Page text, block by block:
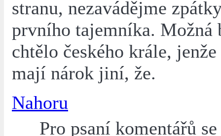
stranu, nezavádějme
prvního tajemníka. Možná
chtělo českého krále,
mají nárok jiní, že.
Nahoru
Pro psaní komentářů